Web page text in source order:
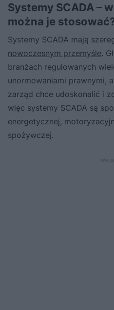
Systemy SCADA –
można je
Systemy SCADA mają
nowoczesnym przemyśle.
branżach regulowanych
unormowaniami prawnymi,
zarząd chce udoskonalić i
więc systemy SCADA są
energetycznej,
spożywczej.